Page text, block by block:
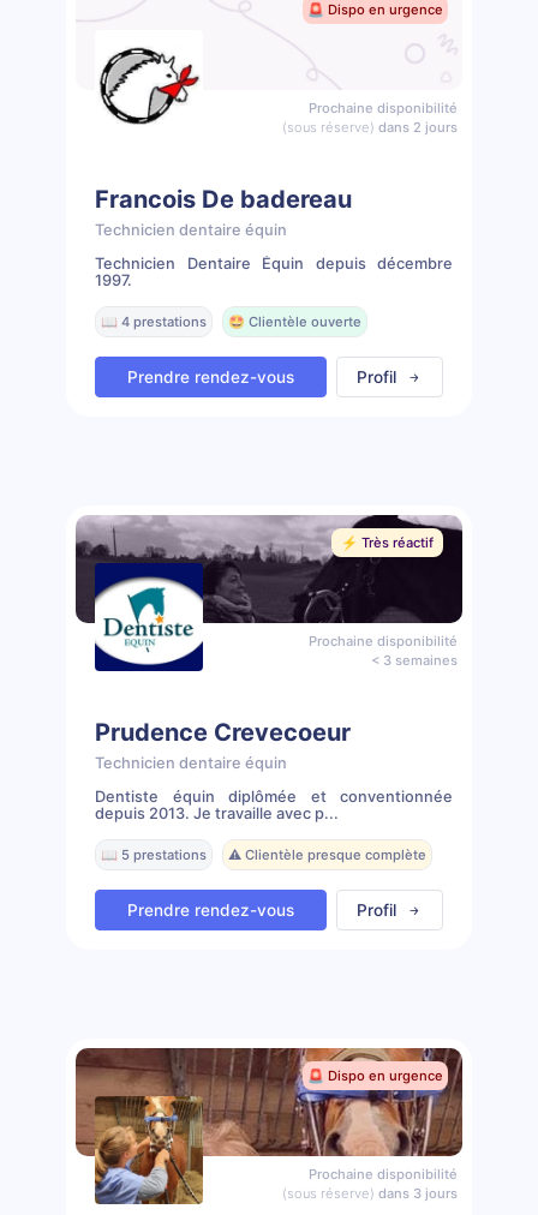
🚨 Dispo en urgence
Prochaine disponibilité
(sous réserve) dans 2 jours
Francois De badereau
Technicien dentaire équin
Technicien Dentaire Équin depuis décembre
1997.
📖 4 prestations 🤩 Clientèle ouverte
Prendre rendez-vous Profil
⚡️ Très réactif
Prochaine disponibilité
< 3 semaines
Prudence Crevecoeur
Technicien dentaire équin
Dentiste équin diplômée et conventionnée
depuis 2013. Je travaille avec p...
📖 5 prestations ⚠️ Clientèle presque complète
Prendre rendez-vous Profil
🚨 Dispo en urgence
Prochaine disponibilité
(sous réserve) dans 3 jours